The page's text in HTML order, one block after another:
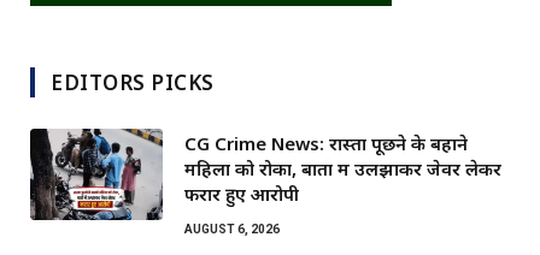
EDITORS PICKS
CG Crime News: रास्ता पूछने के बहाने
महिला को रोका, बातों में उलझाकर जेवर लेकर
फरार हुए आरोपी
AUGUST 6, 2026